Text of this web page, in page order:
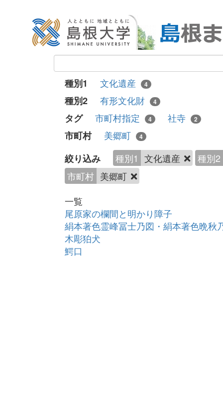
種別1 文化遺産 4
種別2 有形文化財 4
タグ 市町村指定 4 社寺 2
市町村 美郷町 4
絞り込み 種別1 文化遺産
種別2
市町村 美郷町
一覧
尾原家の欄間と明かり障子
絹本著色霊峰冨士乃図・絹本著色晩秋
木彫狛犬
鰐口